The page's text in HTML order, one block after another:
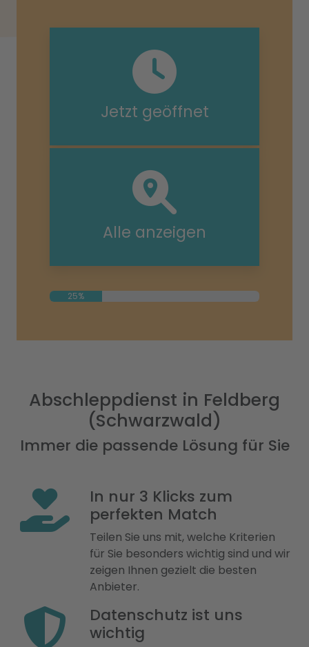
Jetzt geöffnet
Alle anzeigen
25%
Abschleppdienst in Feldberg
(Schwarzwald)
Immer die passende Lösung für Sie
In nur 3 Klicks zum
perfekten Match
Teilen Sie uns mit, welche Kriterien
für Sie besonders wichtig sind und wir
zeigen Ihnen gezielt die besten
Anbieter.
Datenschutz ist uns
wichtig